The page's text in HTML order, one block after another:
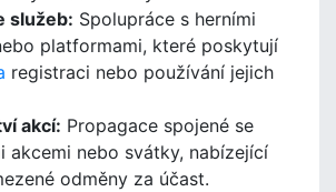
služeb: Spolupráce s herními
platformami, které poskytují
registraci nebo používání jejich
akcí: Propagace spojené se
akcemi nebo svátky, nabízející
odměny za účast.